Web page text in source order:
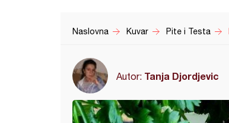
Naslovna Kuvar Pite i Testa
Autor: Tanja Djordjevic